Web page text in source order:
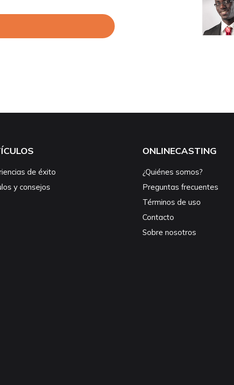
de éxito
y consejos
ONLINECASTING
¿Quiénes somos?
Preguntas frecuentes
Términos de uso
Contacto
Sobre nosotros